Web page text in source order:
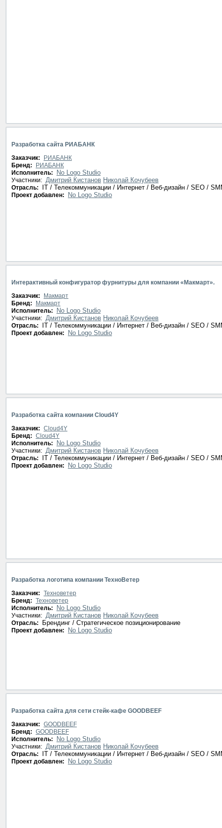
Разработка сайта РИАБАНК
Заказчик:
РИАБАНК
Бренд:
РИАБАНК
Исполнитель:
No Logo Studio
Участники: Дмитрий Кистанов Николай Кочубеев
Отрасль: IT / Телекоммуникации / Интернет / Веб-дизайн / SEO /
Проект добавлен: No Logo Studio
Интерактивный конфигуратор фурнитуры для компании «Макмарт».
Заказчик:
Макмарт
Бренд:
Макмарт
Исполнитель:
No Logo Studio
Участники: Дмитрий Кистанов Николай Кочубеев
Отрасль: IT / Телекоммуникации / Интернет / Веб-дизайн / SEO /
Проект добавлен: No Logo Studio
Разработка сайта компании Cloud4Y
Заказчик: Cloud4Y
Бренд: Cloud4Y
Исполнитель:
No Logo Studio
Участники: Дмитрий Кистанов Николай Кочубеев
Отрасль: IT / Телекоммуникации / Интернет / Веб-дизайн / SEO /
Проект добавлен: No Logo Studio
Разработка логотипа компании ТехноВетер
Заказчик: Техноветер
Бренд: Техноветер
Исполнитель:
No Logo Studio
Участники: Дмитрий Кистанов Николай Кочубеев
Отрасль: Брендинг / Стратегическое позиционирование
Проект добавлен: No Logo Studio
Разработка сайта для сети стейк-кафе GOODBEEF
Заказчик: GOODBEEF
Бренд: GOODBEEF
Исполнитель:
No Logo Studio
Участники: Дмитрий Кистанов Николай Кочубеев
Отрасль: IT / Телекоммуникации / Интернет / Веб-дизайн / SEO /
Проект добавлен: No Logo Studio